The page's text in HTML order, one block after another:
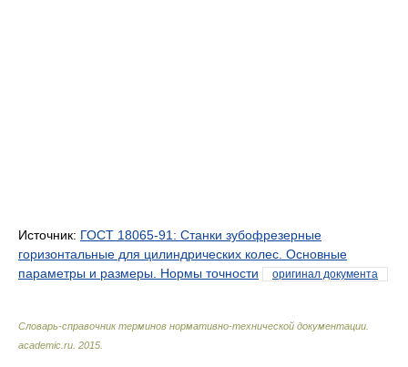
Источник: ГОСТ 18065-91: Станки зубофрезерные
горизонтальные для цилиндрических колес. Основные
параметры и размеры. Нормы точности
оригинал документа
Словарь-справочник терминов нормативно-технической документации
academic.ru 2015